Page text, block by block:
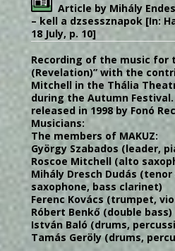
Article by Mihály
– kell a dzsessznapok [In:
18 July, p. 10]
Recording of the music for
(Revelation)” with the
Mitchell in the Thália
during the Autumn Festival.
released in 1998 by Fonó
Musicians:
The members of MAKUZ:
György Szabados (leader,
Roscoe Mitchell (alto
Mihály Dresch Dudás
saxophone, bass clarinet)
Ferenc Kovács (trumpet,
Róbert Benkő (double bass)
István Baló (drums,
Tamás Geröly (drums,